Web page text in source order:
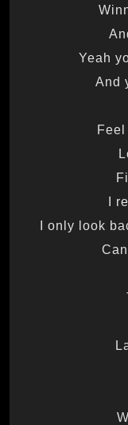
Yeah
And
Feel
I
I only look